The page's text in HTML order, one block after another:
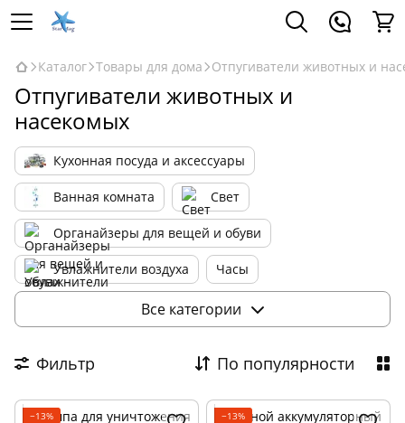
Каталог Товары для дома Отпугиватели животных и
Отпугиватели животных и
насекомых
Кухонная посуда и аксессуары
Ванная комната Свет
Органайзеры для вещей и обуви
Увлажнители воздуха Часы
Машинки от катышек
Дом и сад
Видеонаблюдение и охранные системы
Все категории
Фильтр По популярности
−13% −13%